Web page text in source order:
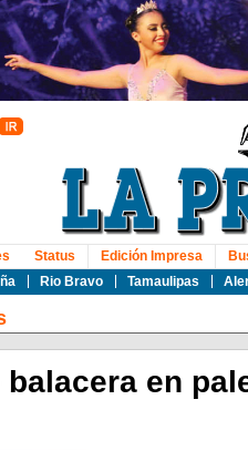
Rio Bravo Tamaulipas
Status Edición Impresa
en